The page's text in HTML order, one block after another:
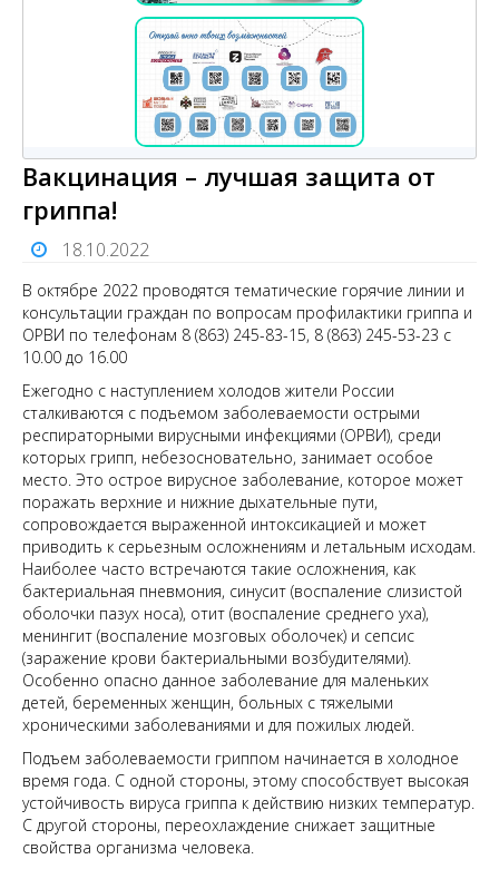
Вакцинация – лучшая защита от
гриппа!
18.10.2022
В октябре 2022 проводятся тематические горячие линии и
консультации граждан по вопросам профилактики гриппа и
ОРВИ по телефонам 8 (863) 245-83-15, 8 (863) 245-53-23 с
10.00 до 16.00
Ежегодно с наступлением холодов жители России
сталкиваются с подъемом заболеваемости острыми
респираторными вирусными инфекциями (ОРВИ), среди
которых грипп, небезосновательно, занимает особое
место. Это острое вирусное заболевание, которое может
поражать верхние и нижние дыхательные пути,
сопровождается выраженной интоксикацией и может
приводить к серьезным осложнениям и летальным исходам.
Наиболее часто встречаются такие осложнения, как
бактериальная пневмония, синусит (воспаление слизистой
оболочки пазух носа), отит (воспаление среднего уха),
менингит (воспаление мозговых оболочек) и сепсис
(заражение крови бактериальными возбудителями).
Особенно опасно данное заболевание для маленьких
детей, беременных женщин, больных с тяжелыми
хроническими заболеваниями и для пожилых людей.
Подъем заболеваемости гриппом начинается в холодное
время года. С одной стороны, этому способствует высокая
устойчивость вируса гриппа к действию низких температур.
С другой стороны, переохлаждение снижает защитные
свойства организма человека.